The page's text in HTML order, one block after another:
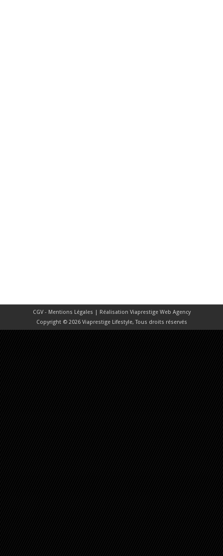
CGV - Mentions Légales | Réalisation Viaprestige Web Agency
Copyright © 2026 Viaprestige Lifestyle, Tous droits réservés